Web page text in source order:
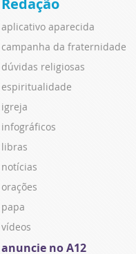
aplicativo aparecida
campanha da fraternidade
dúvidas religiosas
espiritualidade
igreja
infográficos
libras
notícias
orações
papa
vídeos
anuncie no A12